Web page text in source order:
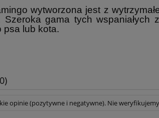
wytworzona jest z
gama tych wspaniałych
psa lub kota.
opinie (pozytywne i negatywne). Nie